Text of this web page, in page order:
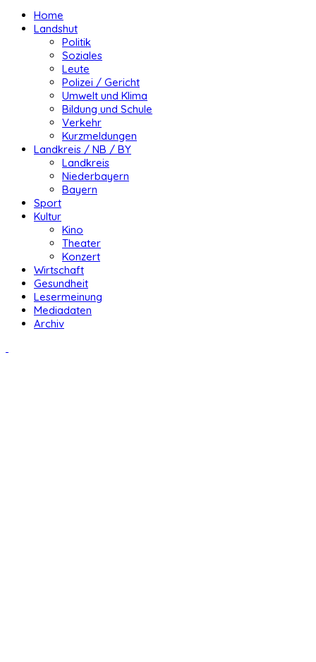
Home
Landshut
Politik
Soziales
Leute
Polizei / Gericht
Umwelt und Klima
Bildung und Schule
Verkehr
Kurzmeldungen
Landkreis / NB / BY
Landkreis
Niederbayern
Bayern
Sport
Kultur
Kino
Theater
Konzert
Wirtschaft
Gesundheit
Lesermeinung
Mediadaten
Archiv